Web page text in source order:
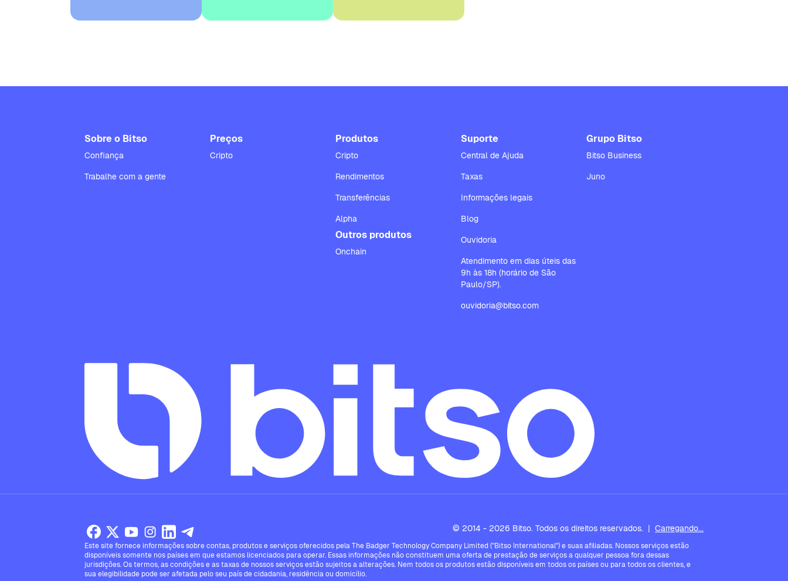
Sobre o Bitso
Confiança
Trabalhe com a gente
Preços
Cripto
Produtos
Cripto
Rendimentos
Transferências
Alpha
Outros produtos
Onchain
Suporte
Central de Ajuda
Taxas
Informações legais
Blog
Ouvidoria
Atendimento em dias úteis das
9h às 18h (horário de São
Paulo/SP).
ouvidoria@bitso.com
Grupo Bitso
Bitso Business
Juno
© 2014 - 2026 Bitso. Todos os direitos reservados. | Carregando...
Este site fornece informações sobre contas, produtos e serviços oferecidos pela The Badger Technology Company Limited ("Bitso International") e suas afiliadas. Nossos serviços estão
disponíveis somente nos países em que estamos licenciados para operar. Essas informações não constituem uma oferta de prestação de serviços a qualquer pessoa fora dessas
jurisdições. Os termos, as condições e as taxas de nossos serviços estão sujeitos a alterações. Nem todos os produtos estão disponíveis em todos os países ou para todos os clientes, e
sua elegibilidade pode ser afetada pelo seu país de cidadania, residência ou domicílio.